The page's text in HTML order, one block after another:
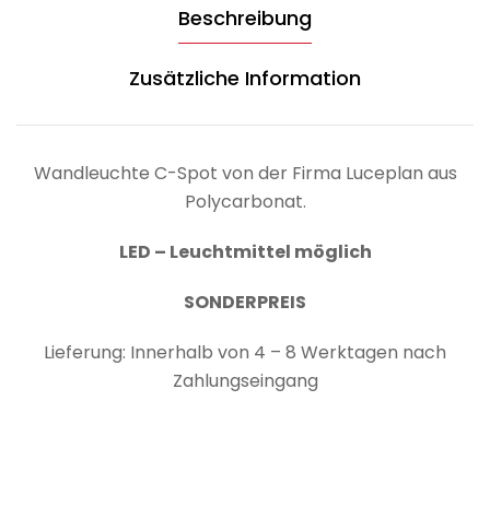
Beschreibung
Zusätzliche Information
Wandleuchte C-Spot von der Firma Luceplan aus
Polycarbonat.
LED – Leuchtmittel möglich
SONDERPREIS
Lieferung: Innerhalb von 4 – 8 Werktagen nach
Zahlungseingang